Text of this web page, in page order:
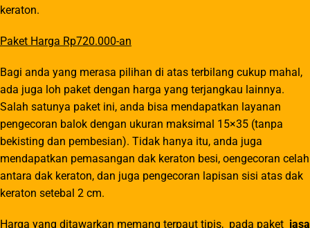
keraton.
Paket Harga Rp720.000-an
Bagi anda yang merasa pilihan di atas terbilang cukup mahal,
ada juga loh paket dengan harga yang terjangkau lainnya.
Salah satunya paket ini, anda bisa mendapatkan layanan
pengecoran balok dengan ukuran maksimal 15×35 (tanpa
bekisting dan pembesian). Tidak hanya itu, anda juga
mendapatkan pemasangan dak keraton besi, oengecoran celah
antara dak keraton, dan juga pengecoran lapisan sisi atas dak
keraton setebal 2 cm.
Harga yang ditawarkan memang terpaut tipis, pada paket jasa